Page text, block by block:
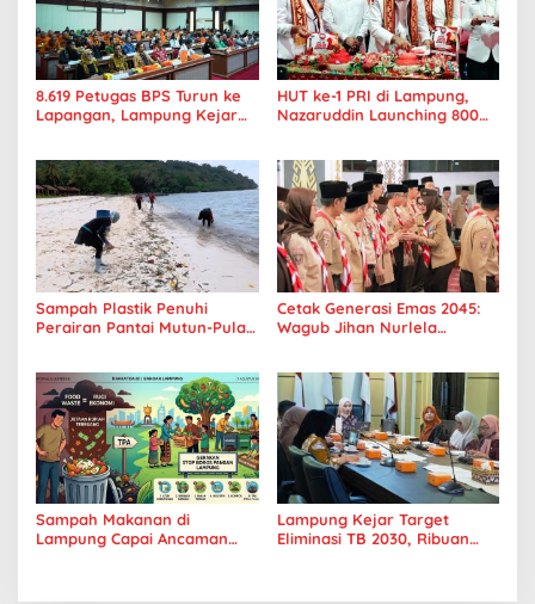
8.619 Petugas BPS Turun ke
Lapangan, Lampung Kejar
HUT ke-1 PRI di Lampung,
Nazaruddin Launching 800
Sampah Plastik Penuhi
Perairan Pantai Mutun-Pulau
Cetak Generasi Emas 2045:
Wagub Jihan Nurlela
Era Digital
Sampah Makanan di
Lampung Capai Ancaman
Lampung Kejar Target
Eliminasi TB 2030, Ribuan